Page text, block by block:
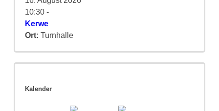
10:30 -
Kerwe
Ort: Turnhalle
Kalender